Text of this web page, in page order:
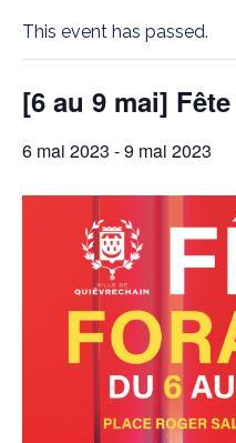
This event has passed.
[6 au 9 mai]
6 mai 2023 -9 mai 2023